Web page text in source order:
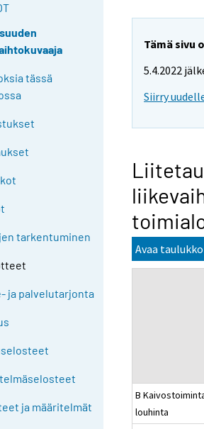
tässä
tarkentuminen
ja palvelutarjonta
ja määritelmät
Tämä sivu
5.4.2022
Siirry
Avaa
B
louhinta